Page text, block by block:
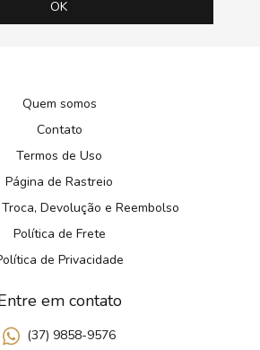
Quem somos
Contato
Termos de Uso
Página de Rastreio
Devolução e Reembolso
Política de Frete
de Privacidade
em contato
(37) 9858-9576